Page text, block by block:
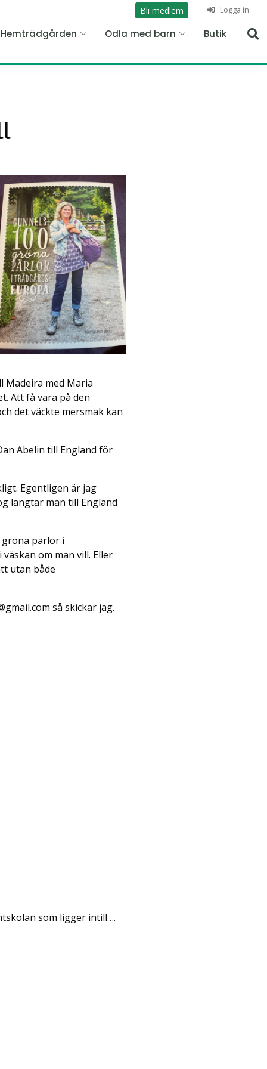
Bli medlem Logga in
Odla med barn Butik
Madeira med Maria
Att få vara på den
det väckte mersmak kan
Abelin till England för
Egentligen är jag
längtar man till England
gröna pärlor i
om man vill. Eller
utan både
så skickar jag.
som ligger intill….